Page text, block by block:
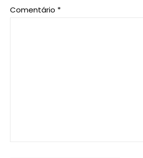
Comentário *